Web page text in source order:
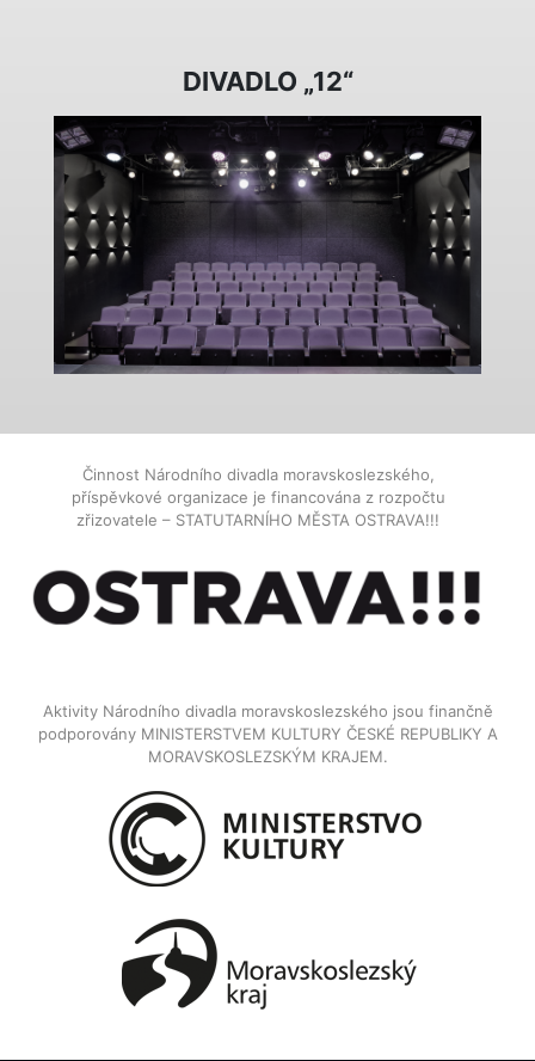
DIVADLO „12“
Činnost Národního divadla moravskoslezského,
příspěvkové organizace je financována z rozpočtu
zřizovatele – STATUTARNÍHO MĚSTA OSTRAVA!!!
Aktivity Národního divadla moravskoslezského jsou finančně
podporovány MINISTERSTVEM KULTURY ČESKÉ REPUBLIKY A
MORAVSKOSLEZSKÝM KRAJEM.